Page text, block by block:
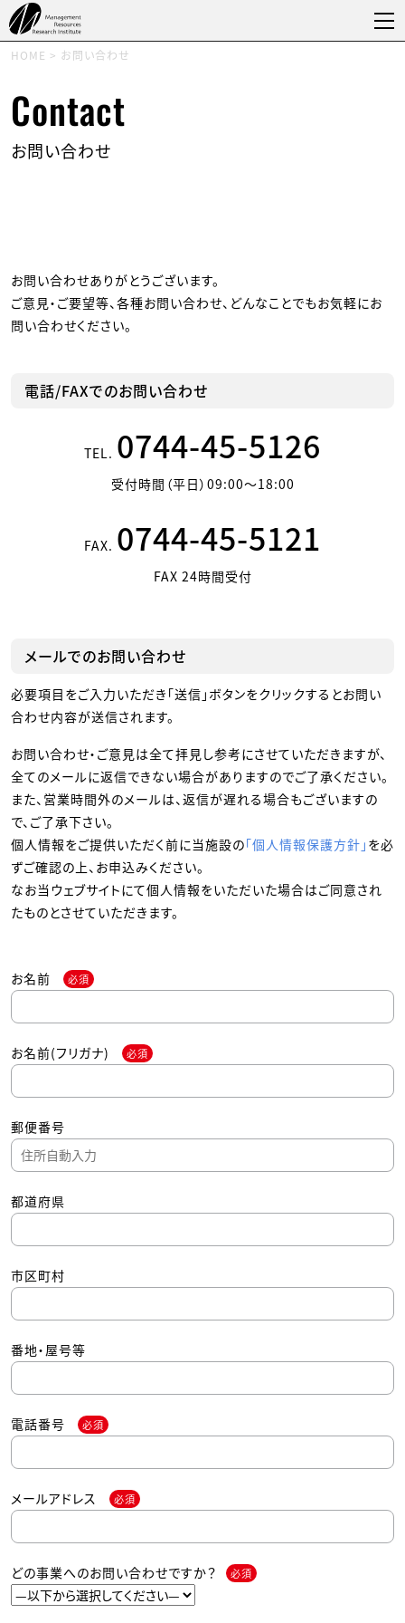
HOME > お問い合わせ
Contact
お問い合わせ
お問い合わせありがとうございます。
ご意見・ご要望等、各種お問い合わせ、どんなことでもお気軽にお
問い合わせください。
電話/FAXでのお問い合わせ
TEL. 0744-45-5126
受付時間（平日）09:00～18:00
FAX. 0744-45-5121
FAX 24時間受付
メールでのお問い合わせ
必要項目をご入力いただき「送信」ボタンをクリックするとお問い
合わせ内容が送信されます。
お問い合わせ・ご意見は全て拝見し参考にさせていただきますが、
全てのメールに返信できない場合がありますのでご了承ください。
また、営業時間外のメールは、返信が遅れる場合もございますの
で、ご了承下さい。
個人情報をご提供いただく前に当施設の「個人情報保護方針」 を必
ずご確認の上、お申込みください。
なお当ウェブサイトにて個人情報をいただいた場合はご同意され
たものとさせていただきます。
お名前 必須
お名前(フリガナ) 必須
郵便番号
都道府県
市区町村
番地・屋号等
電話番号 必須
メールアドレス 必須
どの事業へのお問い合わせですか？ 必須